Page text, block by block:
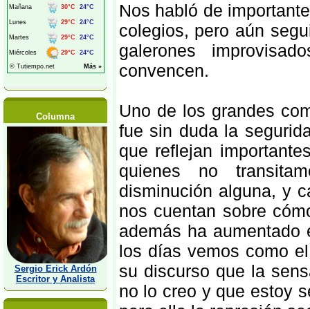
Columna
Sergio Erick Ardón
Escritor y Analista
Nos habló de
colegios, pero aún
galerones
convencen.
Uno de los grandes
fue sin duda la
que reflejan
quienes no
disminución alguna, y
nos cuentan sobre
además ha
los días vemos como
su discurso que la
no lo creo y que estoy